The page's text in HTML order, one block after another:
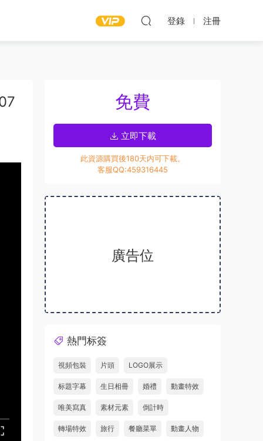
登錄 注冊
免費
立即下載
此資源購買後180天内可下載。
客服QQ:459316445
廣告位
熱門标簽
視頻包裝 片頭 LOGO展示
标題字幕 生日相冊 婚禮 動畫特效
唯美寫真 素材元素 倒計時
轉場特效 旅行 餐廳菜單 動畫人物